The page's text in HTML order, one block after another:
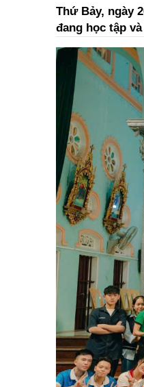
Thứ Bảy, ngày
đang học tập